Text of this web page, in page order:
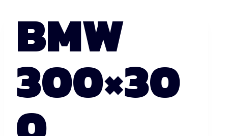
BMW
300×30